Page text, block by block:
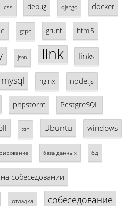
css debug django docker
grpc grunt html5
json link links
mysql nginx node.js
phpstorm PostgreSQL
ssh Ubuntu windows
база данных бд
собеседовании
отладка собеседование